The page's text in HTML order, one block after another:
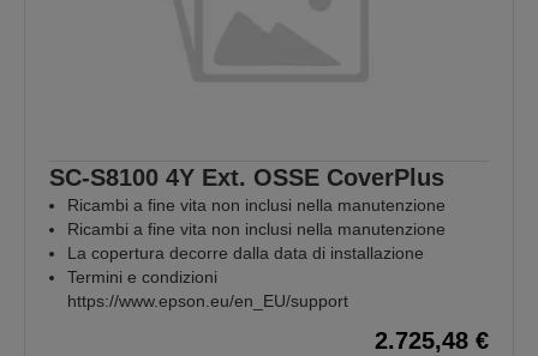
SC-S8100 4Y Ext. OSSE CoverPlus
Ricambi a fine vita non inclusi nella manutenzione
Ricambi a fine vita non inclusi nella manutenzione
La copertura decorre dalla data di installazione
Termini e condizioni
https://www.epson.eu/en_EU/support
2.725,48 €